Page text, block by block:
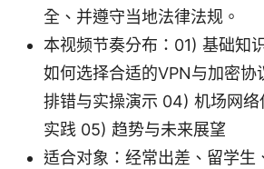
全、并遵守当地法律法规。
本视频节奏分布：01) 基础知
如何选择合适的VPN与加密协
排错与实操演示 04) 机场网络
实践 05) 趋势与未来展望
适合对象：经常出差、留学生